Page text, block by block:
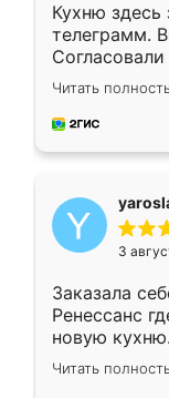
Кухню здесь
телеграмм.
недели
довольны
мебель за
Читать
3
Заказала
Ренессанс
новую
вполне
два года,
Читать